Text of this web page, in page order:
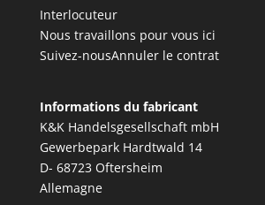
Interlocuteur
Nous travaillons pour vous ici
Suivez-nousAnnuler le contrat
Informations du fabricant
K&K Handelsgesellschaft mbH
Gewerbepark Hardtwald 14
D- 68723 Oftersheim
Allemagne